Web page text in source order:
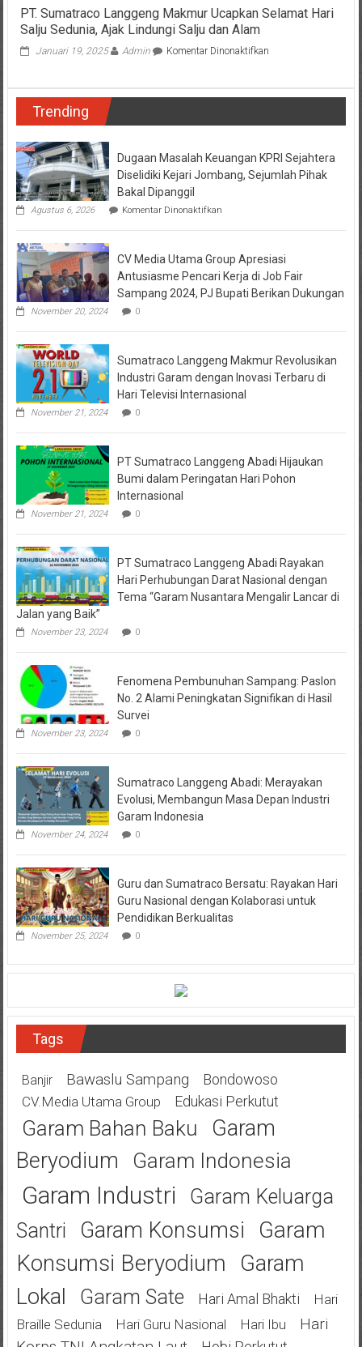
PT. Sumatraco Langgeng Makmur Ucapkan Selamat Hari
Salju Sedunia, Ajak Lindungi Salju dan Alam
Januari 19, 2025 Admin Komentar Dinonaktifkanpada
Hari
Sedunia,
Alam
Trending
Dugaan Masalah Keuangan KPRI Sejahtera
Diselidiki Kejari Jombang, Sejumlah Pihak
Bakal Dipanggil
Agustus 6, 2026 Komentar Dinonaktifkanpada
Masalah
KPRI
Sejahtera
Diselidiki
Kejari
Pihak
Dipanggil
CV Media Utama Group Apresiasi
Antusiasme Pencari Kerja di Job Fair
Sampang 2024, PJ Bupati Berikan Dukungan
November 20, 2024 0
Sumatraco Langgeng Makmur Revolusikan
Industri Garam dengan Inovasi Terbaru di
Hari Televisi Internasional
November 21, 2024 0
PT Sumatraco Langgeng Abadi Hijaukan
Bumi dalam Peringatan Hari Pohon
Internasional
November 21, 2024 0
PT Sumatraco Langgeng Abadi Rayakan
Hari Perhubungan Darat Nasional dengan
Tema “Garam Nusantara Mengalir Lancar di
Jalan yang Baik”
November 23, 2024 0
Fenomena Pembunuhan Sampang: Paslon
No. 2 Alami Peningkatan Signifikan di Hasil
Survei
November 23, 2024 0
Sumatraco Langgeng Abadi: Merayakan
Evolusi, Membangun Masa Depan Industri
Garam Indonesia
November 24, 2024 0
Guru dan Sumatraco Bersatu: Rayakan Hari
Guru Nasional dengan Kolaborasi untuk
Pendidikan Berkualitas
November 25, 2024 0
Tags
Banjir Bawaslu Sampang Bondowoso
CV.Media Utama Group Edukasi Perkutut
Garam Bahan Baku
Garam
Beryodium
Garam Indonesia
Garam Industri
Garam Keluarga
Santri
Garam Konsumsi
Garam
Konsumsi Beryodium
Garam
Lokal
Garam Sate Hari Amal Bhakti
Hari
Braille Sedunia
Hari Guru Nasional Hari Ibu
Hari